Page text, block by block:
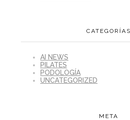
CATEGORÍAS
AI NEWS
PILATES
PODOLOGÍA
UNCATEGORIZED
META